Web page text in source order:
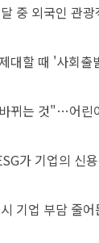
중 외국인 관
대할 때 '사회출
뀌는 것"…어린
가 기업의 신
기업 부담 줄어